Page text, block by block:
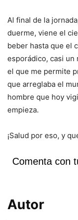
Al final de la
duerme, viene el
beber hasta que el
esporádico, casi un
el que me permite
que arreglaba el
hombre que hoy
empieza.
¡Salud por eso, y
Comenta con
Autor